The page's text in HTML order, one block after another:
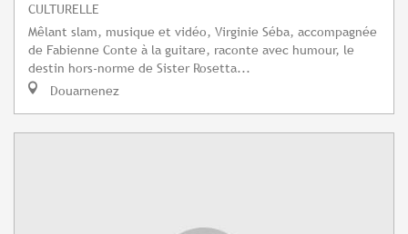
CULTURELLE
Mêlant slam, musique et vidéo, Virginie Séba, accompagnée
de Fabienne Conte à la guitare, raconte avec humour, le
destin hors-norme de Sister Rosetta...
Douarnenez